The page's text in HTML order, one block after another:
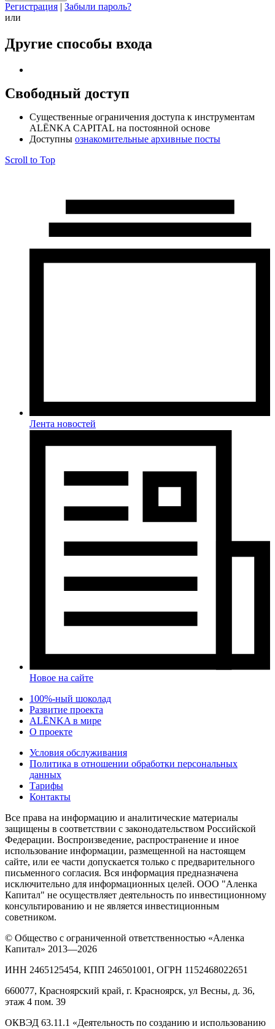
Регистрация | Забыли пароль?
или
Другие способы входа
Свободный доступ
Cущественные ограничения доступа к инструментам
ALЁNKA CAPITAL на постоянной основе
Доступны ознакомительные архивные посты
Scroll to Top
Лента новостей
Новое на сайте
100%-ный шоколад
Развитие проекта
ALЁNKA в мире
О проекте
Условия обслуживания
Политика в отношении обработки персональных
данных
Тарифы
Контакты
Все права на информацию и аналитические материалы
защищены в соответствии с законодательством Российской
Федерации. Воспроизведение, распространение и иное
использование информации, размещенной на настоящем
сайте, или ее части допускается только с предварительного
письменного согласия. Вся информация предназначена
исключительно для информационных целей. ООО "Аленка
Капитал" не осуществляет деятельность по инвестиционному
консультированию и не является инвестиционным
советником.
© Общество с ограниченной ответственностью «Аленка
Капитал» 2013—2026
ИНН 2465125454, КПП 246501001, ОГРН 1152468022651
660077, Красноярский край, г. Красноярск, ул Весны, д. 36,
этаж 4 пом. 39
ОКВЭД 63.11.1 «Деятельность по созданию и использованию